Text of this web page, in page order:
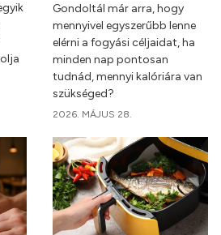
Gondoltál már arra, hogy
mennyivel egyszerűbb lenne
elérni a fogyási céljaidat, ha
minden nap pontosan
tudnád, mennyi kalóriára van
szükséged?
2026. MÁJUS 28.